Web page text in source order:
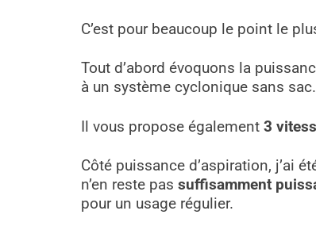
C’est pour beaucoup le point le
Tout d’abord évoquons la
à un système cyclonique sans sac.
Il vous propose également 3
Côté puissance d’aspiration, j’ai
n’en reste pas suffisamment
pour un usage régulier.